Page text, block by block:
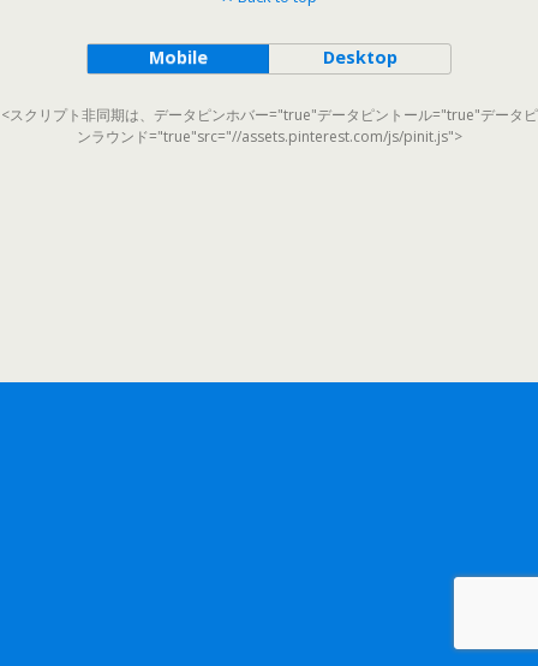
Mobile Desktop
<スクリプト非同期は、データピンホバー="true"データピントール="true"データピ
ンラウンド="true"src="//assets.pinterest.com/js/pinit.js">